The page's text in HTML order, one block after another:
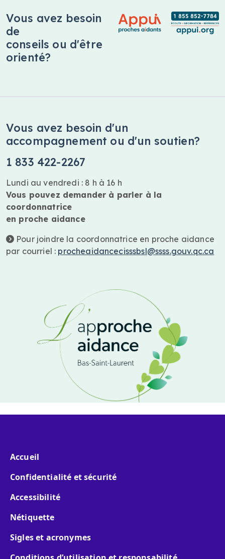
Vous avez besoin
de
conseils ou d'être
orienté?
Vous avez besoin d'un
accompagnement ou d'un soutien?
1 833 422-2267
Lundi au vendredi : 8 h à 16 h
Vous pouvez demander à parler à la
coordonnatrice
en proche aidance
Pour joindre la coordonnatrice en proche aidance
par courriel : procheaidancecisssbsl@ssss.gouv.qc.ca
Menu pied de page
Accueil
Confidentialité et sécurité
Accessibilité
Nétiquette
Sigles et acronymes